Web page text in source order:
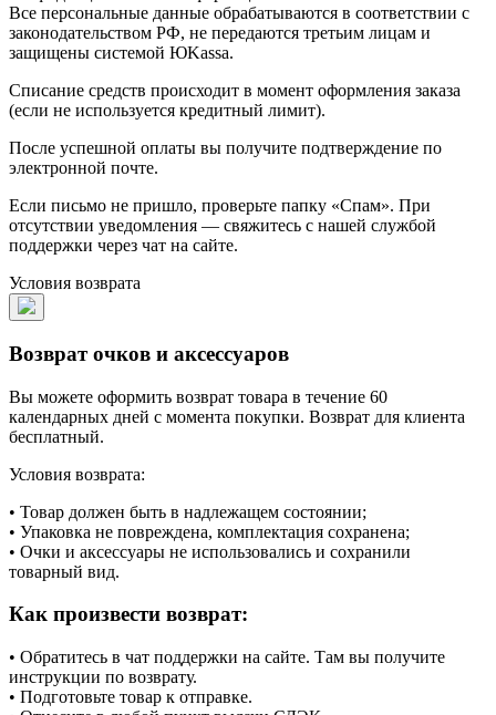
Все персональные данные обрабатываются в соответствии с
законодательством РФ, не передаются третьим лицам и
защищены системой ЮKassa.
Списание средств происходит в момент оформления заказа
(если не используется кредитный лимит).
После успешной оплаты вы получите подтверждение по
электронной почте.
Если письмо не пришло, проверьте папку «Спам». При
отсутствии уведомления — свяжитесь с нашей службой
поддержки через чат на сайте.
Условия возврата
Возврат очков и аксессуаров
Вы можете оформить возврат товара в течение 60
календарных дней с момента покупки. Возврат для клиента
бесплатный.
Условия возврата:
• Товар должен быть в надлежащем состоянии;
• Упаковка не повреждена, комплектация сохранена;
• Очки и аксессуары не использовались и сохранили
товарный вид.
Как произвести возврат:
• Обратитесь в чат поддержки на сайте. Там вы получите
инструкции по возврату.
• Подготовьте товар к отправке.